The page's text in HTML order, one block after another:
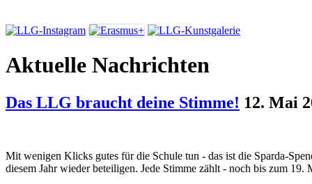
Aktuelle Nachrichten
Das LLG braucht deine Stimme! 12. Mai
Mit wenigen Klicks gutes für die Schule tun - das ist die Sparda-
diesem Jahr wieder beteiligen. Jede Stimme zählt - noch bis zum 19.